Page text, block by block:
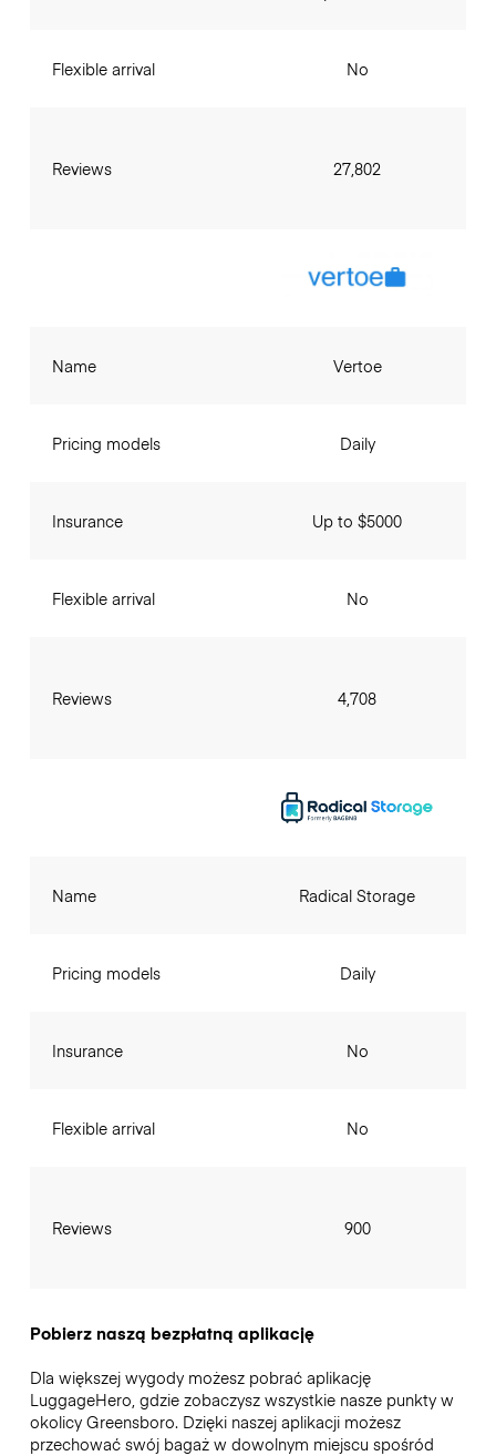
Flexible arrival
Reviews
No
27,802
Name
Pricing models
Insurance
Flexible arrival
Reviews
Vertoe
Daily
Up to $5000
No
4,708
Name
Pricing models
Insurance
Flexible arrival
Reviews
Radical Storage
Daily
No
No
900
Pobierz naszą bezpłatną aplikację
Dla większej wygody możesz pobrać aplikację
LuggageHero, gdzie zobaczysz wszystkie nasze punkty w
okolicy Greensboro. Dzięki naszej aplikacji możesz
przechować swój bagaż w dowolnym miejscu spośród